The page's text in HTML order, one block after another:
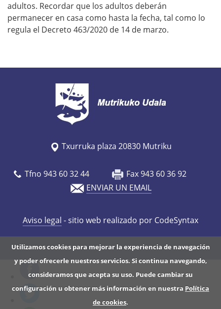
Utilizamos cookies para mejorar la experiencia de navegación
y poder ofrecerle nuestros servicios. Si continua navegando,
consideramos que acepta su uso. Puede cambiar su
configuración u obtener más información en nuestra Política
de cookies.
adultos. Recordar que los adultos deberán
permanecer en casa como hasta la fecha, tal como lo
regula el Decreto 463/2020 de 14 de marzo.
Txurruka plaza 20830 Mutriku
Tfno 943 60 32 44
Fax 943 60 36 92
ENVIAR UN EMAIL
Aviso legal - sitio web realizado por CodeSyntax